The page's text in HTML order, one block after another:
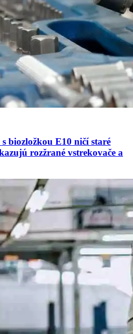
biozložkou E10 ničí staré
rozžrané vstrekovače a